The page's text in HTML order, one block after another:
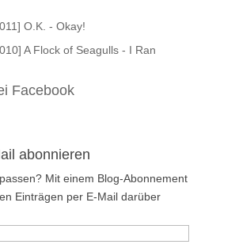
O.K. - Okay!
A Flock of Seagulls - I Ran
Facebook
abonnieren
Mit einem Blog-Abonnement
Einträgen per E-Mail darüber